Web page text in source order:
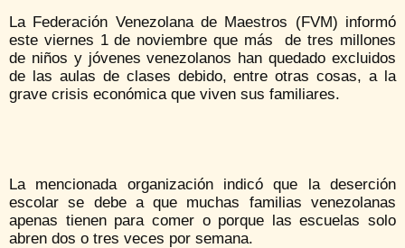
La Federación Venezolana de Maestros (FVM) informó
este viernes 1 de noviembre que más de tres millones
de niños y jóvenes venezolanos han quedado excluidos
de las aulas de clases debido, entre otras cosas, a la
grave crisis económica que viven sus familiares.
La mencionada organización indicó que la deserción
escolar se debe a que muchas familias venezolanas
apenas tienen para comer o porque las escuelas solo
abren dos o tres veces por semana.